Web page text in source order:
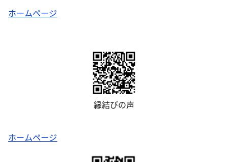
ホームページ
縁結びの声
ホームページ